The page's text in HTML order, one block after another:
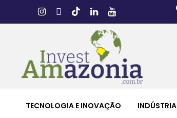
TECNOLOGIA E INOVAÇÃO INDÚSTRIA